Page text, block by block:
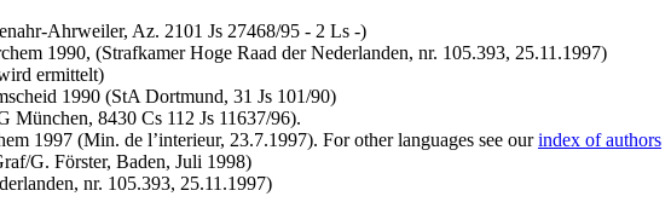
Ahrweiler, Az. 2101 Js 27468/95 - 2 Ls -)
1990, (Strafkamer Hoge Raad der Nederlanden, nr. 105.393, 25.11.1997)
ermittelt)
1990 (StA Dortmund, 31 Js 101/90)
München, 8430 Cs 112 Js 11637/96).
1997 (Min. de l’interieur, 23.7.1997). For other languages see ourindex of authors
G. Förster, Baden, Juli 1998)
nr. 105.393, 25.11.1997)